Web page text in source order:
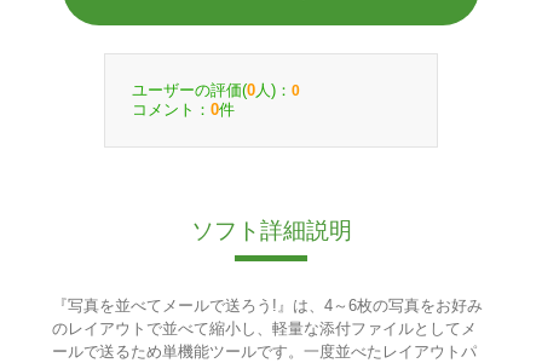
ユーザーの評価(0 人)： 0
コメント： 0件
ソフト詳細説明
『写真を並べてメールで送ろう!』は、4～6枚の写真をお好み
のレイアウトで並べて縮小し、軽量な添付ファイルとしてメ
ールで送るため単機能ツールです。一度並べたレイアウトパ